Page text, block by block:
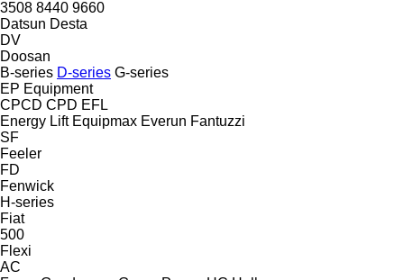
3508 8440 9660
Datsun Desta
DV
Doosan
B-series D-series G-series
EP Equipment
CPCD CPD EFL
Energy Lift Equipmax Everun Fantuzzi
SF
Feeler
FD
Fenwick
H-series
Fiat
500
Flexi
AC